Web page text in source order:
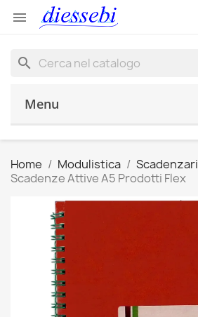

search
Menu
Home Modulistica Scadenzari
Scadenze Attive A5 Prodotti Flex